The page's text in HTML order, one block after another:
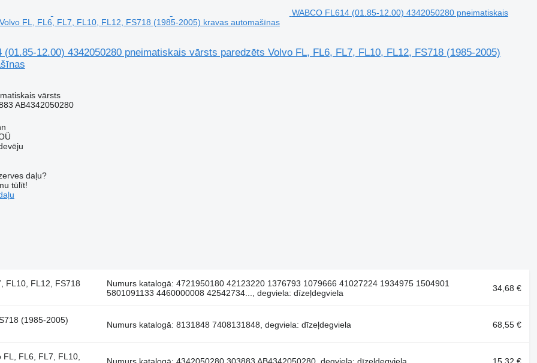
WABCO FL614 (01.85-12.00) 4342050280 pneimatiskais
FL, FL6, FL7, FL10, FL12, FS718 (1985-2005) kravas automašīnas
(01.85-12.00) 4342050280 pneimatiskais vārsts paredzēts Volvo FL, FL6, FL7, FL10, FL12, FS718 (1985-2005)
vārsts
AB4342050280
daļu?
tūlīt!
FL10, FL12, FS718
Numurs katalogā: 4721950180 42123220 1376793 1079666 41027224 1934975 1504901
5801091133 4460000008 42542734..., degviela: dīzeļdegviela
34,68 €
(1985-2005)
Numurs katalogā: 8131848 7408131848, degviela: dīzeļdegviela 68,55 €
FL6, FL7, FL10,